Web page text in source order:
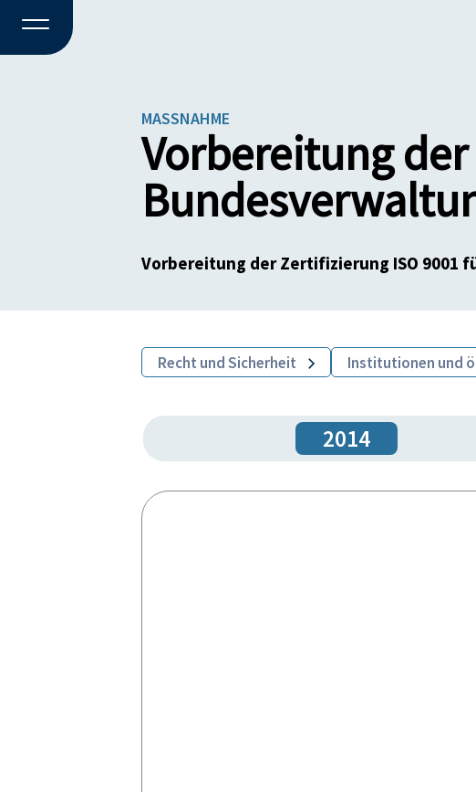
MASSNAHME
Vorbereitung
Vorbereitung der Zertifizierung ISO 9001
Recht und Sicherheit Institutionen und
2014